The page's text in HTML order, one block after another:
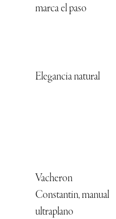
marca el paso
Elegancia natural
Vacheron
Constantin, manual
ultraplano